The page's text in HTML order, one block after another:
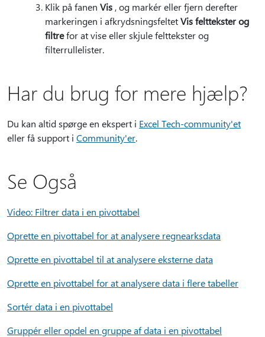
Klik på fanen Vis , og markér eller fjern derefter
markeringen i afkrydsningsfeltetVis felttekster og
filtrefor at vise eller skjule felttekster og
filterrullelister.
Har du brug for mere hjælp?
Du kan altid spørge en ekspert i Excel Tech-community'et
eller få support i Community'er.
Se Også
Video: Filtrer data i en pivottabel
Oprette en pivottabel for at analysere regnearksdata
Oprette en pivottabel til at analysere eksterne data
Oprette en pivottabel for at analysere data i flere tabeller
Sortér data i en pivottabel
Gruppér eller opdel en gruppe af data i en pivottabel